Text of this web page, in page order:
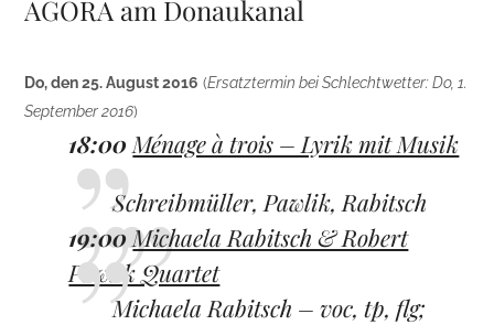
AGORA am Donaukanal
Do, den 25. August 2016 (Ersatztermin bei Schlechtwetter: Do, 1.
September 2016)
18:00 Ménage à trois – Lyrik mit Musik
Schreibmüller, Pawlik, Rabitsch
19:00Michaela Rabitsch & Robert
Pawlik Quartet
Michaela Rabitsch – voc, tp, flg;